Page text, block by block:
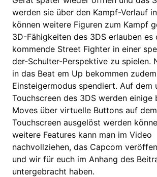
werden sie über den Kampf-Verlauf
können weitere Figuren zum Kampf
3D-Fähigkeiten des 3DS erlauben es
kommende Street Fighter in einer
der-Schulter-Perspektive zu spielen.
in das Beat em Up bekommen
Einsteigermodus spendiert. Auf dem
Touchscreen des 3DS werden einige
Moves über virtuelle Buttons auf dem
Touchscreen ausgelöst werden
weitere Features kann man im Video
nachvollziehen, das Capcom
und wir für euch im Anhang des
untergebracht haben.